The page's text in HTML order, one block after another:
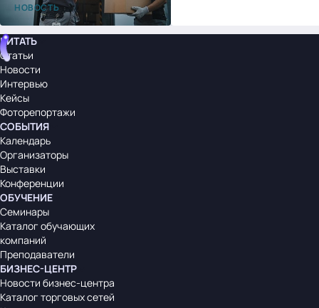
НОВОСТЬ
ЧИТАТЬ
Статьи
Новости
Интервью
Кейсы
Фоторепортажи
СОБЫТИЯ
Календарь
Организаторы
Выставки
Конференции
ОБУЧЕНИЕ
Семинары
Каталог обучающих
компаний
Преподаватели
БИЗНЕС-ЦЕНТР
Новости бизнес-центра
Каталог торговых сетей